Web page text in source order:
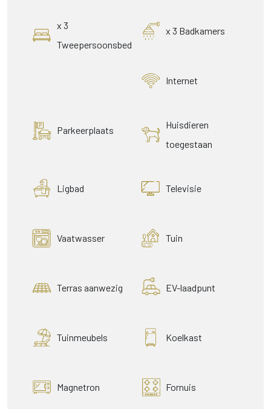
x 3
Tweepersoonsbed
x 3 Badkamers
Internet
Parkeerplaats
Huisdieren
toegestaan
Ligbad Televisie
Vaatwasser Tuin
Terras aanwezig EV-laadpunt
Tuinmeubels Koelkast
Magnetron Fornuis